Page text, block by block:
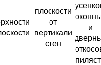
плоскости
от
вертикали
стен
и